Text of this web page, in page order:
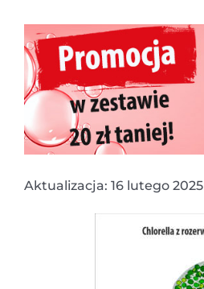
Aktualizacja: 16 lutego 2025